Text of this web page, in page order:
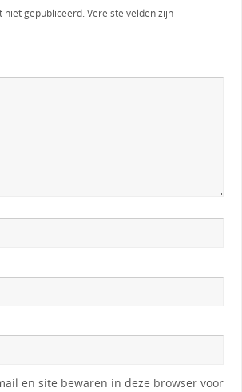
niet gepubliceerd. Vereiste velden zijn
en site bewaren in deze browser voor